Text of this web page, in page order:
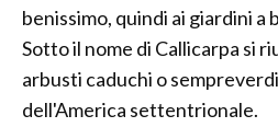
benissimo, quindi ai giardini a
Sotto il nome di Callicarpa si
arbusti caduchi o
dell'America settentrionale.